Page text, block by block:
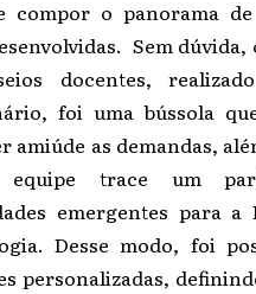
compor o panorama
Sem
docentes,
foi uma bússola
amiúde as demandas,
trace um
emergentes para a
Desse modo, foi
personalizadas,